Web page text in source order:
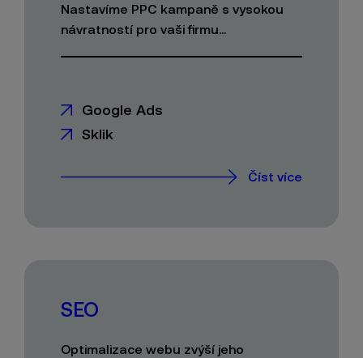
Nastavíme PPC kampaně s vysokou
návratností pro vaši firmu...
Google Ads
Sklik
Číst více
SEO
Optimalizace webu zvýší jeho